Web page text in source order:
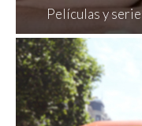
Películas y